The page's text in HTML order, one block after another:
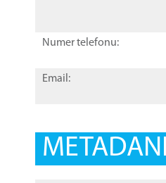
Numer telefonu:
Email: